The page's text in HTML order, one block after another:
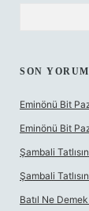
SON
Eminönü Bit
Eminönü Bit
Şambali
Şambali
Batıl Ne